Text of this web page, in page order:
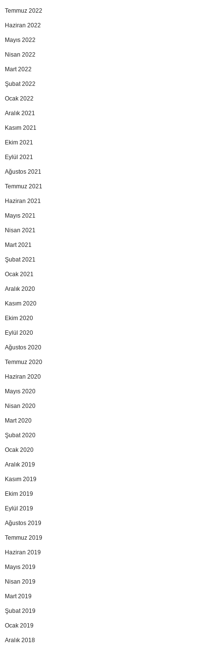
Temmuz 2022
Haziran 2022
Mayıs 2022
Nisan 2022
Mart 2022
Şubat 2022
Ocak 2022
Aralık 2021
Kasım 2021
Ekim 2021
Eylül 2021
Ağustos 2021
Temmuz 2021
Haziran 2021
Mayıs 2021
Nisan 2021
Mart 2021
Şubat 2021
Ocak 2021
Aralık 2020
Kasım 2020
Ekim 2020
Eylül 2020
Ağustos 2020
Temmuz 2020
Haziran 2020
Mayıs 2020
Nisan 2020
Mart 2020
Şubat 2020
Ocak 2020
Aralık 2019
Kasım 2019
Ekim 2019
Eylül 2019
Ağustos 2019
Temmuz 2019
Haziran 2019
Mayıs 2019
Nisan 2019
Mart 2019
Şubat 2019
Ocak 2019
Aralık 2018